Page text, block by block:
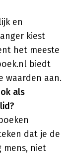
en
kiest
het meeste
biedt
waarden aan.
als
dat je de
mens, niet